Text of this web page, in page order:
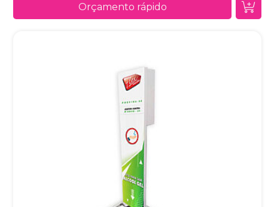
Orçamento rápido